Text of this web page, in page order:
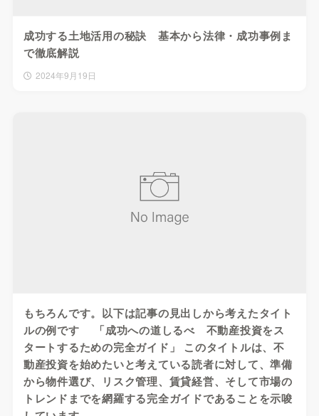
成功する土地活用の秘訣 基本から法律・成功事例ま
で徹底解説
2024年9月19日
もちろんです。以下は記事の見出しから考えたタイト
ルの例です 「成功への道しるべ 不動産投資をス
タートするための完全ガイド」 このタイトルは、不
動産投資を始めたいと考えている読者に対して、準備
から物件選び、リスク管理、賃貸経営、そして市場の
トレンドまでを網羅する完全ガイドであることを示唆